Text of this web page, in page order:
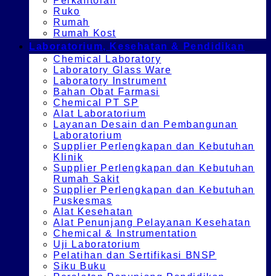
Ruko
Rumah
Rumah Kost
Laboratorium, Kesehatan & Pendidikan
Chemical Laboratory
Laboratory Glass Ware
Laboratory Instrument
Bahan Obat Farmasi
Chemical PT SP
Alat Laboratorium
Layanan Desain dan Pembangunan
Laboratorium
Supplier Perlengkapan dan Kebutuhan
Klinik
Supplier Perlengkapan dan Kebutuhan
Rumah Sakit
Supplier Perlengkapan dan Kebutuhan
Puskesmas
Alat Kesehatan
Alat Penunjang Pelayanan Kesehatan
Chemical & Instrumentation
Uji Laboratorium
Pelatihan dan Sertifikasi BNSP
Siku Buku